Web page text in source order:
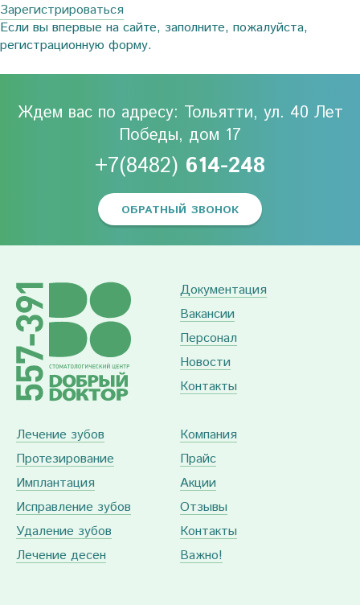
Зарегистрироваться
Если вы впервые на сайте, заполните, пожалуйста,
регистрационную форму.
Ждем вас по адресу: Тольятти, ул. 40 Лет
Победы, дом 17
+7(8482) 614-248
ОБРАТНЫЙ ЗВОНОК
Документация
Вакансии
Персонал
Новости
Контакты
Лечение зубов
Протезирование
Имплантация
Исправление зубов
Удаление зубов
Лечение десен
Компания
Прайс
Акции
Отзывы
Контакты
Важно!